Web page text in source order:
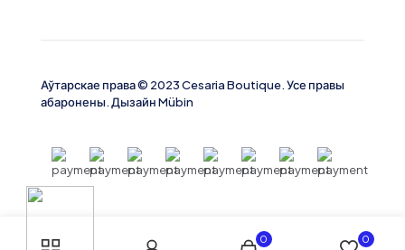
Аўтарскае права © 2023 Cesaria Boutique. Усе правы
абаронены. Дызайн Mübin
0 0
Facebook